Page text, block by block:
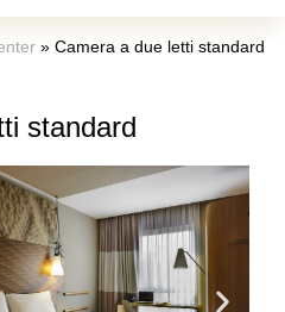
» Camera a due letti standard
standard